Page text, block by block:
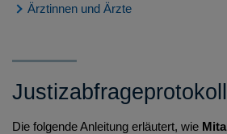
Ärztinnen und Ärzte
Registrierung suchen
Registrierung ansehen
Positivauskunft erstellen
Die folgende Anleitung erläutert, wie